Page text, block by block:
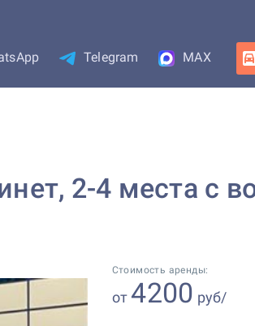
Telegram MAX
2-4 места с
Стоимость аренды:
от 4200 руб/